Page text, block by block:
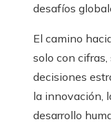
desafíos
El camino
solo con
decisiones
la innovación,
desarrollo